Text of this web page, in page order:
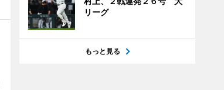
リーグ
もっと見る